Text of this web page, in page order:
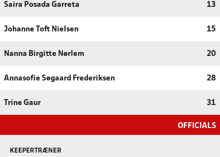
Saira Posada Garreta 13
Johanne Toft Nielsen 15
Nanna Birgitte Nørlem 20
Annasofie Søgaard Frederiksen 28
Trine Gaur 31
OFFICIALS
KEEPERTRÆNER